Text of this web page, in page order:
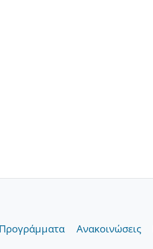
Προγράμματα Ανακοινώσεις